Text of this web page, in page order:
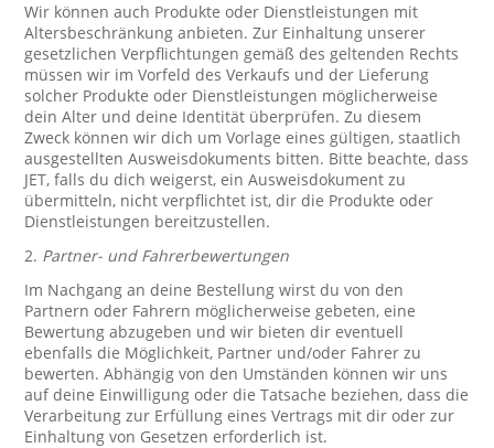
Wir können auch Produkte oder Dienstleistungen mit
Altersbeschränkung anbieten. Zur Einhaltung unserer
gesetzlichen Verpflichtungen gemäß des geltenden Rechts
müssen wir im Vorfeld des Verkaufs und der Lieferung
solcher Produkte oder Dienstleistungen möglicherweise
dein Alter und deine Identität überprüfen. Zu diesem
Zweck können wir dich um Vorlage eines gültigen, staatlich
ausgestellten Ausweisdokuments bitten. Bitte beachte, dass
JET, falls du dich weigerst, ein Ausweisdokument zu
übermitteln, nicht verpflichtet ist, dir die Produkte oder
Dienstleistungen bereitzustellen.
2. Partner- und Fahrerbewertungen
Im Nachgang an deine Bestellung wirst du von den
Partnern oder Fahrern möglicherweise gebeten, eine
Bewertung abzugeben und wir bieten dir eventuell
ebenfalls die Möglichkeit, Partner und/oder Fahrer zu
bewerten. Abhängig von den Umständen können wir uns
auf deine Einwilligung oder die Tatsache beziehen, dass die
Verarbeitung zur Erfüllung eines Vertrags mit dir oder zur
Einhaltung von Gesetzen erforderlich ist.